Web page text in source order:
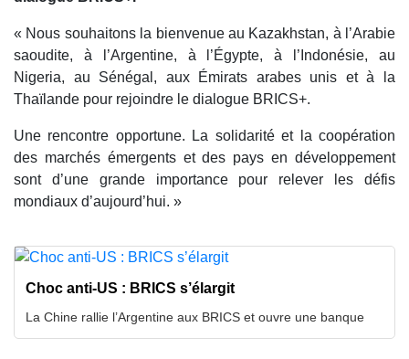
« Nous souhaitons la bienvenue au Kazakhstan, à l’Arabie
saoudite, à l’Argentine, à l’Égypte, à l’Indonésie, au
Nigeria, au Sénégal, aux Émirats arabes unis et à la
Thaïlande pour rejoindre le dialogue BRICS+.
Une rencontre opportune. La solidarité et la coopération
des marchés émergents et des pays en développement
sont d’une grande importance pour relever les défis
mondiaux d’aujourd’hui. »
Choc anti-US : BRICS s’élargit
La Chine rallie l’Argentine aux BRICS et ouvre une banque